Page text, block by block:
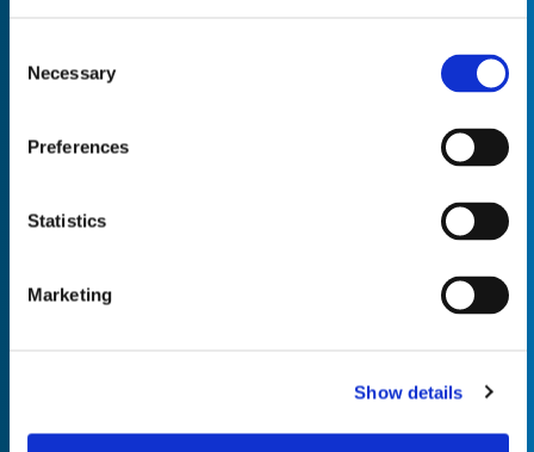
Selection
Necessary
Preferences
Statistics
Marketing
Show details
Product Name* Empty